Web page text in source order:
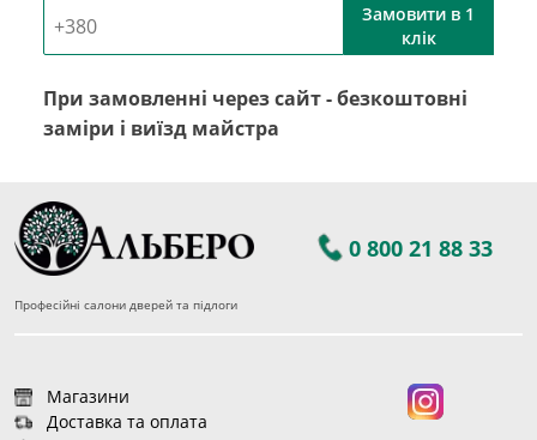
Замовити в 1
клік
При замовленні через сайт - безкоштовні
заміри і виїзд майстра
0 800 21 88 33
Професійні салони дверей та підлоги
Магазини
Доставка та оплата